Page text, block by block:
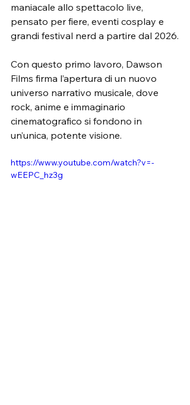
maniacale allo spettacolo live,
pensato per fiere, eventi cosplay e
grandi festival nerd a partire dal 2026.
Con questo primo lavoro, Dawson
Films firma l’apertura di un nuovo
universo narrativo musicale, dove
rock, anime e immaginario
cinematografico si fondono in
un’unica, potente visione.
https://www.youtube.com/watch?v=-
wEEPC_hz3g